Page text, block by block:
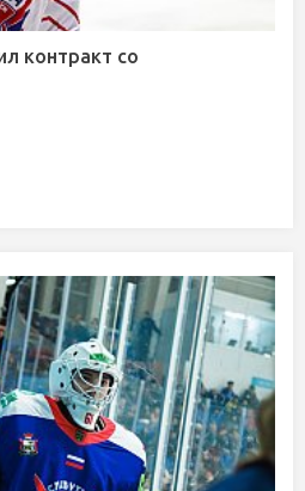
контракт со